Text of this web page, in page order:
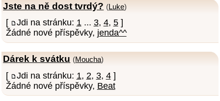
Jste na ně dost tvrdý? (Luke)
[ Jdi na stránku: 1... 3, 4, 5]
Žádné nové příspěvky, jenda^^
Dárek k svátku (Moucha)
[ Jdi na stránku: 1, 2, 3, 4]
Žádné nové příspěvky, Beat